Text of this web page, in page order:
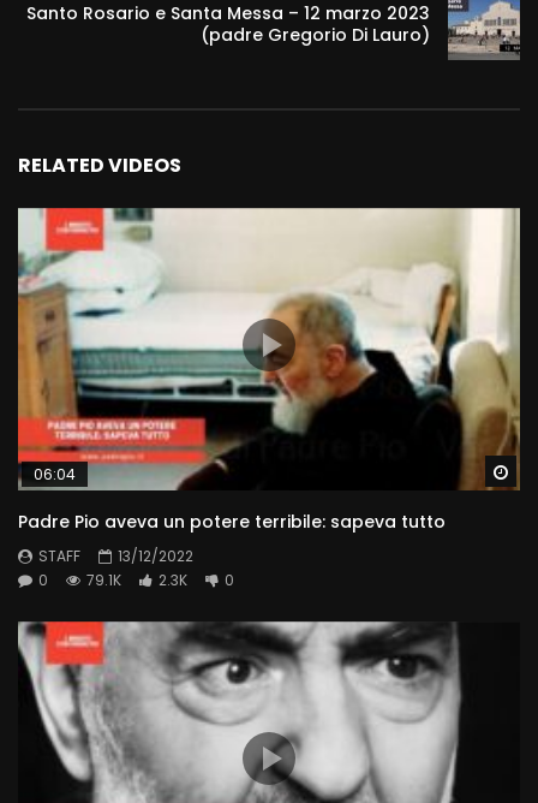
Santo Rosario e Santa Messa – 12 marzo 2023
(padre Gregorio Di Lauro)
RELATED VIDEOS
06:04
Padre Pio aveva un potere terribile: sapeva tutto
STAFF
13/12/2022
0
79.1K 2.3K 0